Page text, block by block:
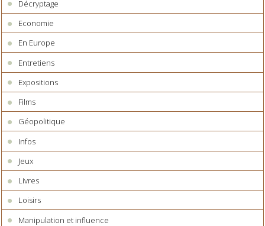
Décryptage
Economie
En Europe
Entretiens
Expositions
Films
Géopolitique
Infos
Jeux
Livres
Loisirs
Manipulation et influence